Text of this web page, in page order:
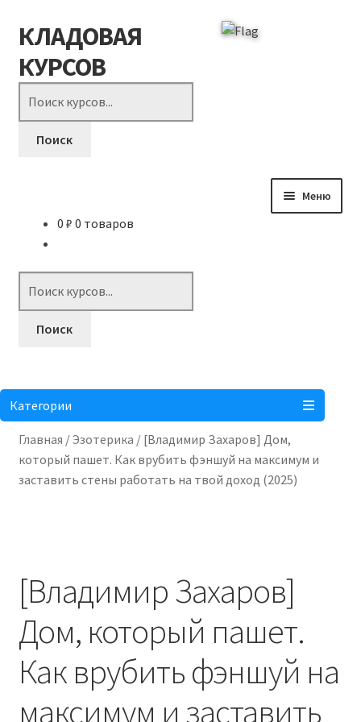
Перейти
к
навигации
Перейти
к
содержимому
КЛАДОВАЯ
КУРСОВ
товаров
Поиск
Меню
Как купить?
Личный кабинет
Корзина
0 ₽ 0 товаров
товаров
Поиск
Категории
Главная /Эзотерика / [Владимир Захаров] Дом,
который пашет. Как врубить фэншуй на максимум и
заставить стены работать на твой доход (2025)
[Владимир Захаров]
Дом, который пашет.
Как врубить фэншуй на
максимум и заставить